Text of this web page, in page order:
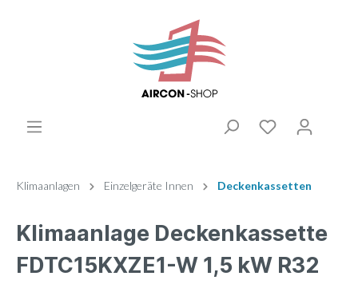
Klimaanlagen Einzelgeräte Innen Deckenkassetten
Klimaanlage Deckenkassette
FDTC15KXZE1-W 1,5 kW R32